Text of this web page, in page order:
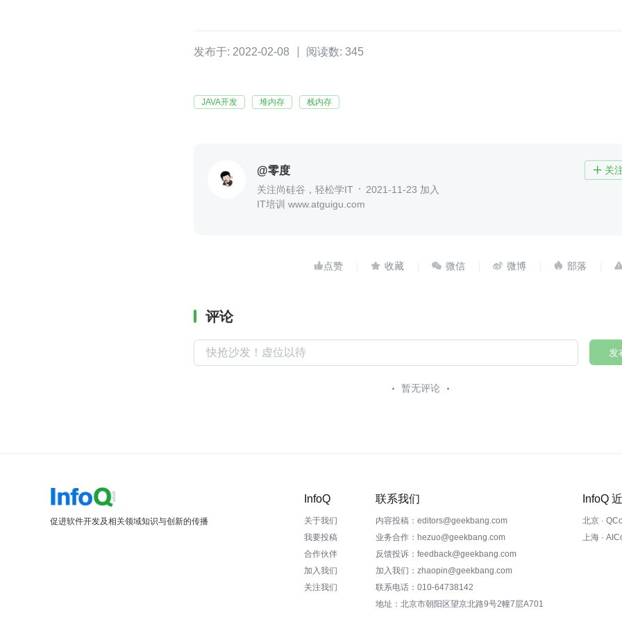
发布于: 2022-02-08 阅读数: 345
JAVA开发 堆内存 栈内存
@零度  关
关注尚硅谷，轻松学IT
2021-11-23 加入
IT培训 www.atguigu.com
    
评论
发
暂无评论
促进软件开发及相关领域知识与创新的传播
InfoQ
关于我们
我要投稿
合作伙伴
加入我们
关注我们
联系我们
内容投稿：editors@geekbang.com
业务合作：hezuo@geekbang.com
反馈投诉：feedback@geekbang.com
加入我们：zhaopin@geekbang.com
联系电话：010-64738142
地址：北京市朝阳区望京北路9号2幢7层A701
InfoQ
北京 ·
上海 ·